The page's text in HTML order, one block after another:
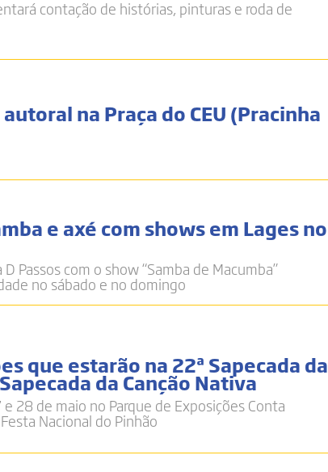
contação de histórias, pinturas e roda de
na Praça do CEU (Pracinha
e axé com shows em Lages no
Passos com o show “Samba de Macumba”
no sábado e no domingo
que estarão na 22ª Sapecada da
da Canção Nativa
28 de maio no Parque de Exposições Conta
Nacional do Pinhão